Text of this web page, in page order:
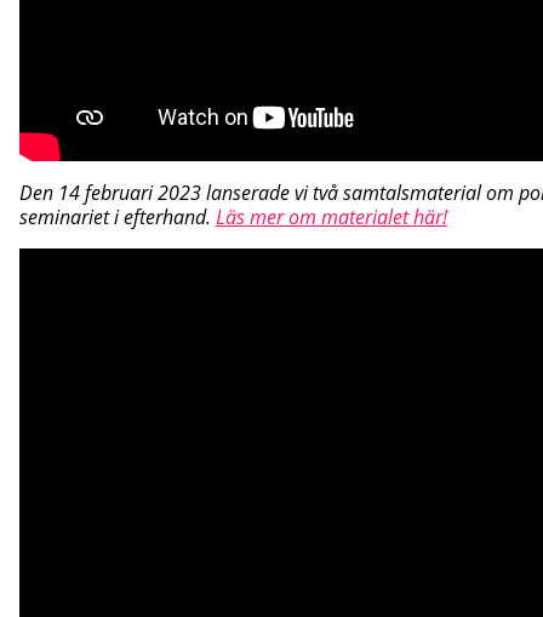
Den 14 februari 2023 lanserade vi två samtalsmaterial om
seminariet i efterhand. Läs mer om materialet här!